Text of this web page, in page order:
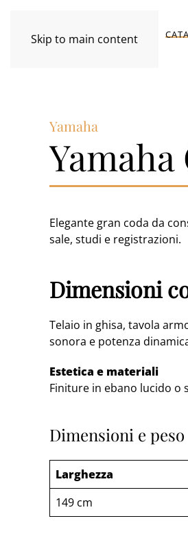
Skip to main content
Yamaha
Yamaha
Elegante gran coda da
sale, studi e registrazioni.
Dimensioni
Telaio in ghisa, tavola
sonora e potenza
Estetica e materiali
Finiture in ebano lucido o
Dimensioni e peso
Larghezza
149 cm